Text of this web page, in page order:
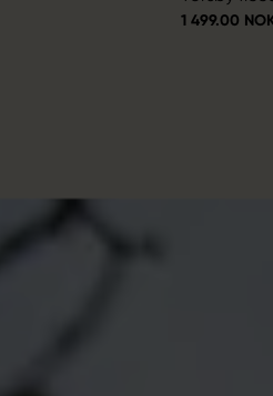
1 499.00